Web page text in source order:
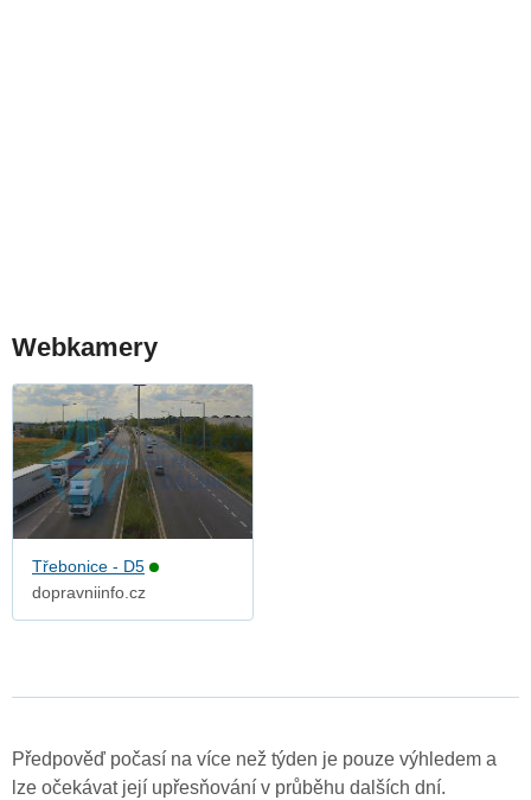
Webkamery
Třebonice - D5
dopravniinfo.cz
Předpověď počasí na více než týden je pouze výhledem a
lze očekávat její upřesňování v průběhu dalších dní.